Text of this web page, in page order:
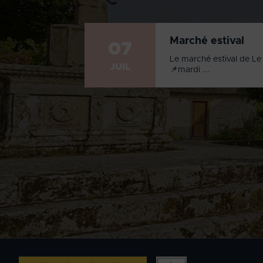
Marché estival
Le marché estival de
📌mardi ...